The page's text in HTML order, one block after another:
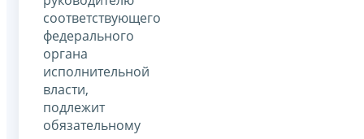
соответствующего
федерального
органа
исполнительной
власти,
подлежит
обязательному